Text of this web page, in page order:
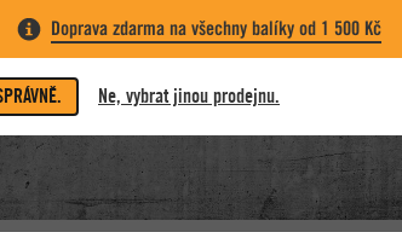
Doprava zdarma na všechny balíky od 1 500 Kč
Ne, vybrat jinou prodejnu.